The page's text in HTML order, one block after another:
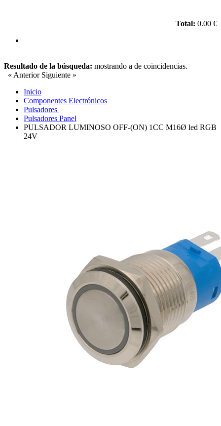
Total: 0.00 €
Resultado de la búsqueda: mostrando a de coincidencias.
« Anterior Siguiente »
Inicio
Componentes Electrónicos
Pulsadores
Pulsadores Panel
PULSADOR LUMINOSO OFF-(ON) 1CC M16Ø led RGB
24V